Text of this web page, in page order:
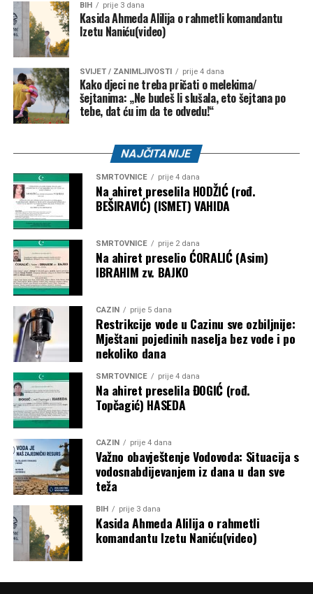
BIH prije 3 dana
Kasida Ahmeda Alilija o rahmetli komandantu
Izetu Naniću(video)
SVIJET / ZANIMLJIVOSTI prije 4 dana
Kako djeci ne treba pričati o melekima/
šejtanima: „Ne budeš li slušala, eto šejtana po
tebe, dat ću im da te odvedu!“
NAJČITANIJE
SMRTOVNICE prije 4 dana
Na ahiret preselila HODŽIĆ (rođ.
BEŠIRAVIĆ) (ISMET) VAHIDA
SMRTOVNICE prije 2 dana
Na ahiret preselio ĆORALIĆ (Asim)
IBRAHIM zv. BAJKO
CAZIN prije 5 dana
Restrikcije vode u Cazinu sve ozbiljnije:
Mještani pojedinih naselja bez vode i po
nekoliko dana
SMRTOVNICE prije 4 dana
Na ahiret preselila ĐOGIĆ (rođ.
Topčagić) HASEDA
CAZIN prije 4 dana
Važno obavještenje Vodovoda: Situacija s
vodosnabdijevanjem iz dana u dan sve
teža
BIH prije 3 dana
Kasida Ahmeda Alilija o rahmetli
komandantu Izetu Naniću(video)